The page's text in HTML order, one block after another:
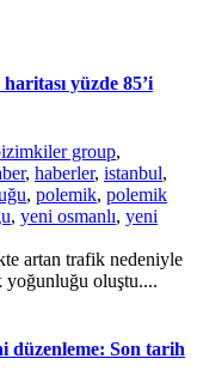
yüzde 85’i
group,
, haberler, istanbul,
, polemik, polemik
, yeni osmanlı, yeni
artan trafik nedeniyle
yoğunluğu oluştu....
düzenleme: Son tarih